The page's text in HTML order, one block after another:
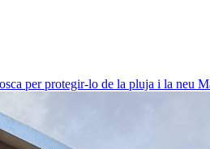
per protegir-lo de la pluja i la neu